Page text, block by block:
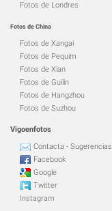
Fotos de Londres
Fotos de China
Fotos de Xangai
Fotos de Pequim
Fotos de Xian
Fotos de Guilin
Fotos de Hangzhou
Fotos de Suzhou
Vigoenfotos
Contacta - Sugerencias
Facebook
Google
Twitter
Instagram